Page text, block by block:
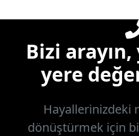
Bizi arayın,
yere
Hayallerinizdeki
dönüştürmek için